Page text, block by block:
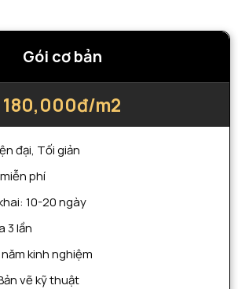
Gói cơ bản
180,000đ/m2
đại, Tối giản
phí
10-20 ngày
3 lần
kinh nghiệm
vẽ kỹ thuật